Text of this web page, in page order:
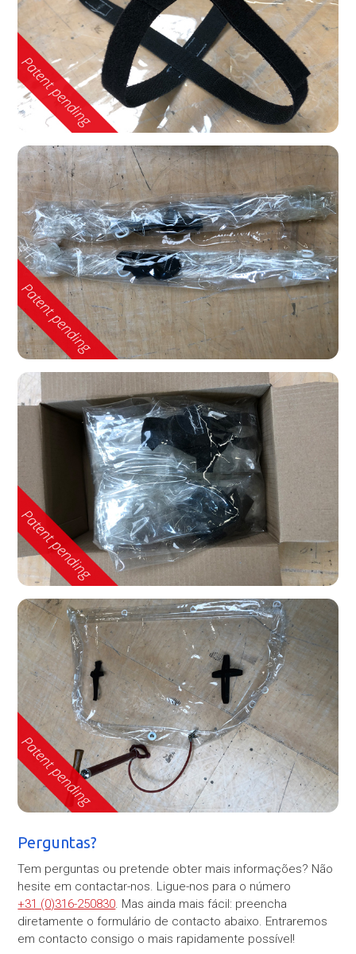
Perguntas?
Tem perguntas ou pretende obter mais informações? Não
hesite em contactar-nos. Ligue-nos para o número
+31 (0)316-250830 . Mas ainda mais fácil: preencha
diretamente o formulário de contacto abaixo. Entraremos
em contacto consigo o mais rapidamente possível!